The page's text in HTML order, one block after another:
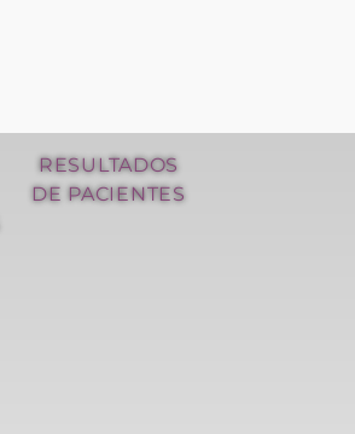
RESULTADOS
DE PACIENTES